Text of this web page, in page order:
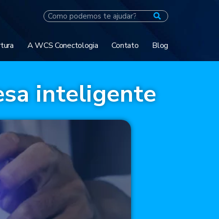
A WCS Conectologia Contato Blog
inteligente